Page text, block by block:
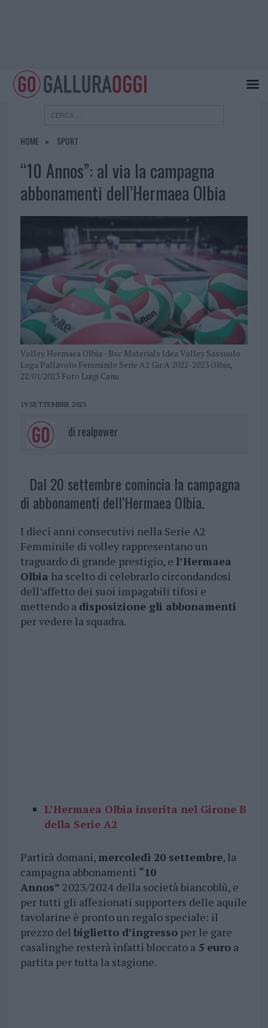
HOME SPORT
“10 Annos”: al via la campagna
abbonamenti dell’Hermaea Olbia
Volley Hermaea Olbia - Bsc Materials Idea Volley Sassuolo
Lega Pallavolo Femminile Serie A2 Gir.A 2022-2023 Olbia,
22/01/2023 Foto Luigi Canu
19 SETTEMBRE 2023
di realpower
Dal 20 settembre comincia la campagna
di abbonamenti dell’Hermaea Olbia.
I dieci anni consecutivi nella Serie A2
Femminile di volley rappresentano un
traguardo di grande prestigio, e l’Hermaea
Olbia ha scelto di celebrarlo circondandosi
dell’affetto dei suoi impagabili tifosi e
mettendo a disposizione gli abbonamenti
per vedere la squadra.
L’Hermaea Olbia inserita nel Girone B
della Serie A2
Partirà domani, mercoledì 20 settembre, la
campagna abbonamenti “10
Annos” 2023/2024 della società biancoblù, e
per tutti gli affezionati supporters delle aquile
tavolarine è pronto un regalo speciale: il
prezzo del biglietto d’ingressoper le gare
casalinghe resterà infatti bloccato a 5 euroa
partita per tutta la stagione.